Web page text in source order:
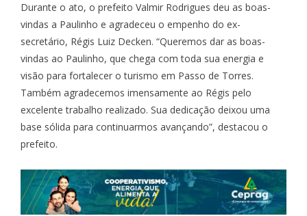
Durante o ato, o prefeito Valmir Rodrigues deu as boas-
vindas a Paulinho e agradeceu o empenho do ex-
secretário, Régis Luiz Decken. “Queremos dar as boas-
vindas ao Paulinho, que chega com toda sua energia e
visão para fortalecer o turismo em Passo de Torres.
Também agradecemos imensamente ao Régis pelo
excelente trabalho realizado. Sua dedicação deixou uma
base sólida para continuarmos avançando”, destacou o
prefeito.